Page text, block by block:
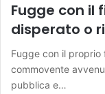
Fugge con il
disperato o
Fugge con il proprio
commovente
pubblica e…